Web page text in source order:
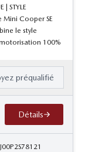
| STYLE
Mini Cooper SE
le style
100%
préqualifié
Détails